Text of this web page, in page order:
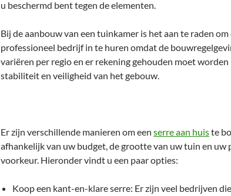
u beschermd bent tegen de elementen.
Bij de aanbouw van een tuinkamer is het aan te raden om
professioneel bedrijf in te huren omdat de
variëren per regio en er rekening gehouden moet worden
stabiliteit en veiligheid van het gebouw.
Er zijn verschillende manieren om een serre aan huiste
afhankelijk van uw budget, de grootte van uw tuin en uw
voorkeur. Hieronder vindt u een paar opties:
Koop een kant-en-klare serre: Er zijn veel bedrijven